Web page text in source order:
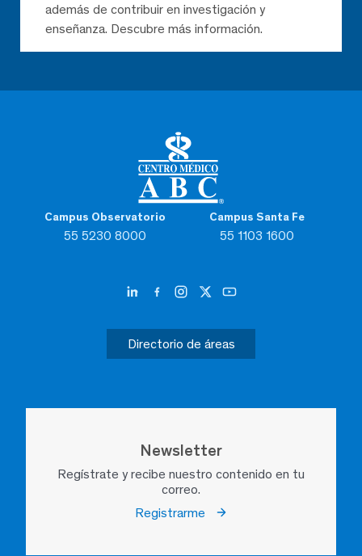
Campus Observatorio
55 5230 8000
Campus Santa Fe
55 1103 1600
Directorio de áreas
Newsletter
Regístrate y recibe nuestro contenido en tu
correo.
Registrarme
además de contribuir en investigación y
enseñanza. Descubre más información.